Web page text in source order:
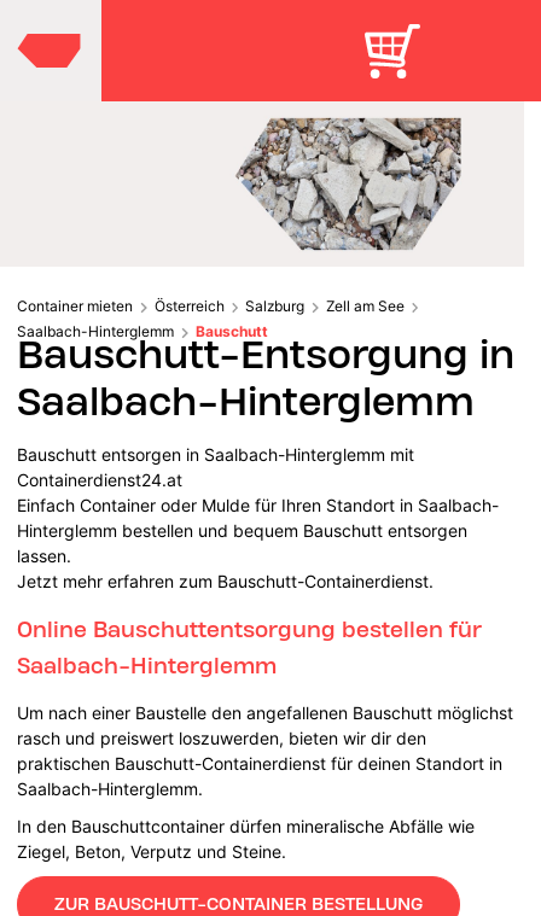
Container mieten Österreich Salzburg
Zell am See
Saalbach-Hinterglemm
Bauschutt
Bauschutt-Entsorgung in
Saalbach-Hinterglemm
Bauschutt entsorgen in Saalbach-Hinterglemm mit
Containerdienst24.at
Einfach Container oder Mulde für Ihren Standort in Saalbach-
Hinterglemm bestellen und bequem Bauschutt entsorgen
lassen.
Jetzt mehr erfahren zum Bauschutt-Containerdienst.
Online Bauschuttentsorgung bestellen für
Saalbach-Hinterglemm
Um nach einer Baustelle den angefallenen Bauschutt möglichst
rasch und preiswert loszuwerden, bieten wir dir den
praktischen Bauschutt-Containerdienst für deinen Standort in
Saalbach-Hinterglemm.
In den Bauschuttcontainer dürfen mineralische Abfälle wie
Ziegel, Beton, Verputz und Steine.
ZUR BAUSCHUTT-CONTAINER BESTELLUNG